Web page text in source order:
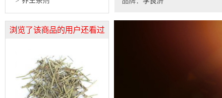
浏览了该商品的用户还看过